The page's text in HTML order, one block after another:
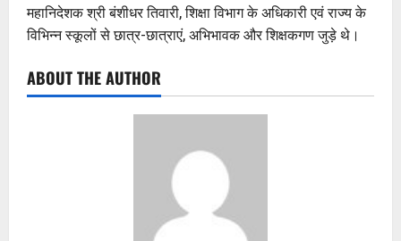
महानिदेशक श्री बंशीधर तिवारी, शिक्षा विभाग के अधिकारी एवं राज्य के
विभिन्न स्कूलों से छात्र-छात्राएं, अभिभावक और शिक्षकगण जुड़े थे।
ABOUT THE AUTHOR